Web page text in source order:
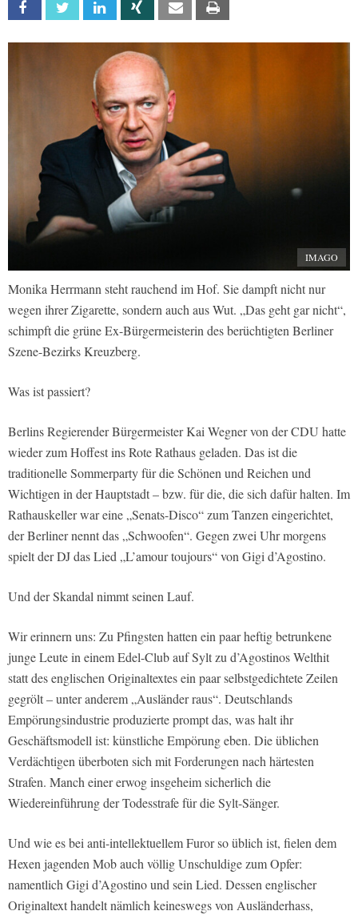
Facebook Twitter Linkedin Xing Email
IMAGO
Monika Herrmann steht rauchend im Hof. Sie dampft nicht nur
wegen ihrer Zigarette, sondern auch aus Wut. „Das geht gar nicht“,
schimpft die grüne Ex-Bürgermeisterin des berüchtigten Berliner
Szene-Bezirks Kreuzberg.
Was ist passiert?
Berlins Regierender Bürgermeister Kai Wegner von der CDU hatte
wieder zum Hoffest ins Rote Rathaus geladen. Das ist die
traditionelle Sommerparty für die Schönen und Reichen und
Wichtigen in der Hauptstadt – bzw. für die, die sich dafür halten. Im
Rathauskeller war eine „Senats-Disco“ zum Tanzen eingerichtet,
der Berliner nennt das „Schwoofen“. Gegen zwei Uhr morgens
spielt der DJ das Lied „L’amour toujours“ von Gigi d’Agostino.
Und der Skandal nimmt seinen Lauf.
Wir erinnern uns: Zu Pfingsten hatten ein paar heftig betrunkene
junge Leute in einem Edel-Club auf Sylt zu d’Agostinos Welthit
statt des englischen Originaltextes ein paar selbstgedichtete Zeilen
gegrölt – unter anderem „Ausländer raus“. Deutschlands
Empörungsindustrie produzierte prompt das, was halt ihr
Geschäftsmodell ist: künstliche Empörung eben. Die üblichen
Verdächtigen überboten sich mit Forderungen nach härtesten
Strafen. Manch einer erwog insgeheim sicherlich die
Wiedereinführung der Todesstrafe für die Sylt-Sänger.
Und wie es bei anti-intellektuellem Furor so üblich ist, fielen dem
Hexen jagenden Mob auch völlig Unschuldige zum Opfer:
namentlich Gigi d’Agostino und sein Lied. Dessen englischer
Originaltext handelt nämlich keineswegs von Ausländerhass,